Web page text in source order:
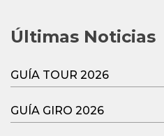
Últimas Noticias
GUÍA TOUR 2026
GUÍA GIRO 2026